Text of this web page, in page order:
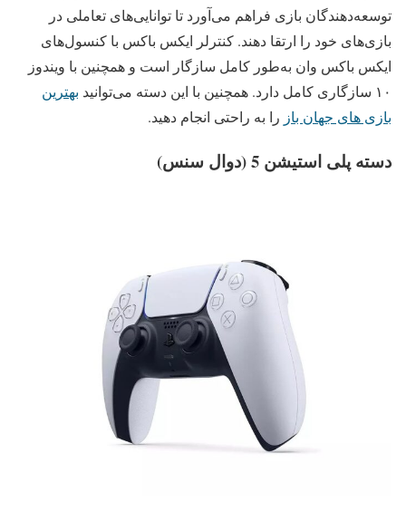
توسعه‌دهندگان بازی فراهم می‌آورد تا توانایی‌های تعاملی در
بازی‌های خود را ارتقا دهند. کنترلر ایکس باکس با کنسول‌های
ایکس باکس وان به‌طور کامل سازگار است و همچنین با ویندوز
۱۰ سازگاری کامل دارد. همچنین با این دسته می‌توانید
بهترین
بازی‌ های جهان باز را به راحتی انجام دهید.
دسته پلی استیشن 5 (دوال سنس)